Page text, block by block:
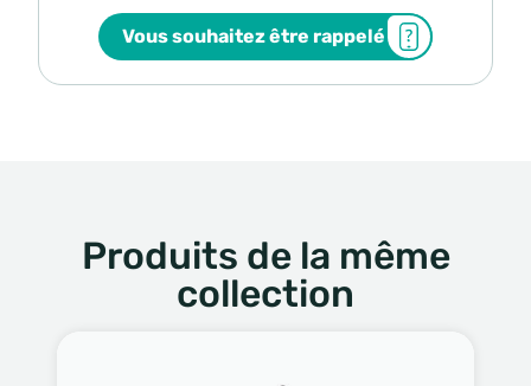
Vous souhaitez être rappelé
Produits de la même
collection